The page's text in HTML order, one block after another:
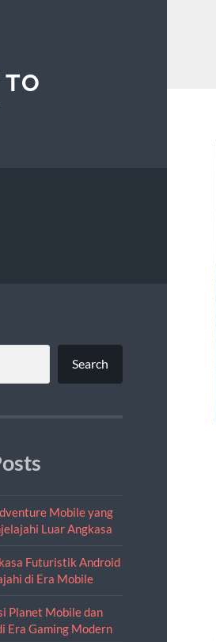
TO
Search
Mobile yang
Luar Angkasa
Futuristik Android
di Era Mobile
Planet Mobile dan
Era Gaming Modern